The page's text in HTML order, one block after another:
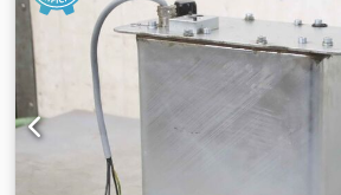
mm Dedpfxjhq Tqds Apysck El
soportes para mesa de trabajo, nuevos
totalmente galvanizado Tipo de
travesaños transversales y diagonales,
Los soportes están preensamblados
atornillada) 888 mm de altura 700 mm
x travesaños para mesa de trabajo,
travesaño: TS Dimensiones del perfil: